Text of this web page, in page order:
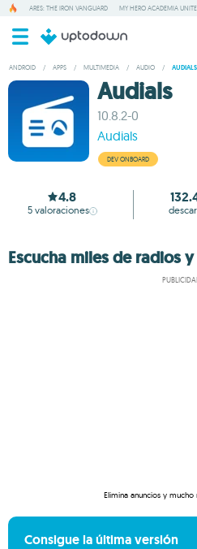
ARES: THE IRON VANGUARD MY HERO ACADEMIA
ANDROID / APPS / MULTIMEDIA / AUDIO / AUDIALS
Audials
10.8.2-0
Audials
DEV ONBOARD
4.8
5 valoraciones
Escucha miles de radios
Elimina anuncios y mucho
Consigue la última versión